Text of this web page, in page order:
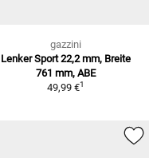
gazzini
Lenker Sport 22,2 mm, Breite
761 mm, ABE
49,99 €1